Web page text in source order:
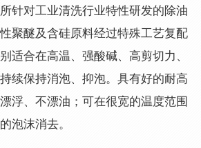
针对工业清洗行业特性研发的除油
聚醚及含硅原料经过特殊工艺复配
适合在高温、强酸碱、高剪切力、
续保持消泡、抑泡。具有好的耐高
浮、不漂油；可在很宽的温度范围
泡沫消去。